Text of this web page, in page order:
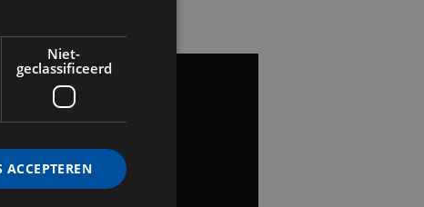
Niet-
geclassificeerd
ACCEPTEREN